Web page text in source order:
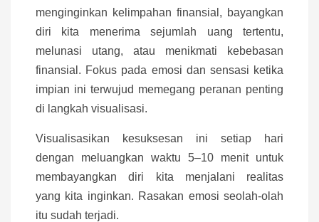
menginginkan kelimpahan finansial, bayangkan
diri kita menerima sejumlah uang tertentu,
melunasi utang, atau menikmati kebebasan
finansial. Fokus pada emosi dan sensasi ketika
impian ini terwujud memegang peranan penting
di langkah visualisasi.
Visualisasikan kesuksesan ini setiap hari
dengan meluangkan waktu 5–10 menit untuk
membayangkan diri kita menjalani realitas
yang kita inginkan. Rasakan emosi seolah-olah
itu sudah terjadi.